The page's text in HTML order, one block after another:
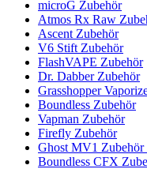
microG Zubehör
Atmos Rx Raw
Ascent Zubehör
V6 Stift Zubehör
FlashVAPE Zubehör
Dr. Dabber Zubehör
Grasshopper
Boundless Zubehör
Vapman Zubehör
Firefly Zubehör
Ghost MV1 Zubehör
Boundless CFX